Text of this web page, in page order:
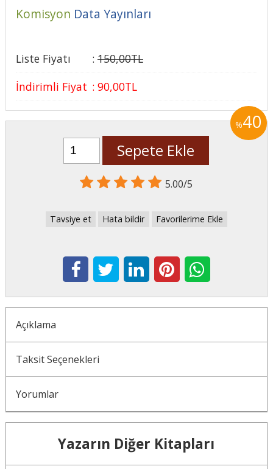
Komisyon Data Yayınları
Liste Fiyatı : 150,00TL
İndirimli Fiyat : 90,00TL
%40
Sepete Ekle
5.00/5
Tavsiye et Hata bildir Favorilerime Ekle
Açıklama
Taksit Seçenekleri
Yorumlar
Yazarın Diğer Kitapları